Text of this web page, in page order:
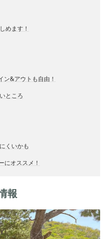
めます！
ン&アウトも自由！
ところ
くいかも
にオススメ！
報